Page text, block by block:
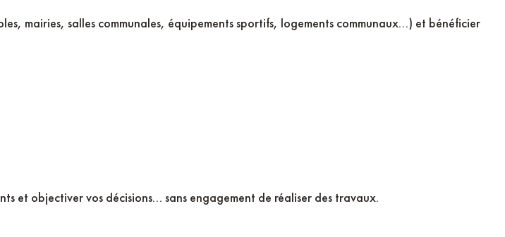
mairies, salles communales, équipements sportifs, logements communaux...) et bénéficier
et objectiver vos décisions... sans engagement de réaliser des travaux.